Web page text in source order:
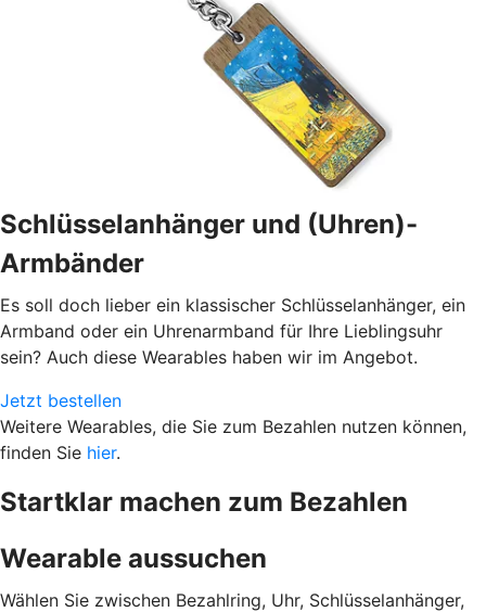
Schlüsselanhänger und (Uhren)-
Armbänder
Es soll doch lieber ein klassischer Schlüsselanhänger, ein
Armband oder ein Uhrenarmband für Ihre Lieblingsuhr
sein? Auch diese Wearables haben wir im Angebot.
Jetzt bestellen
Weitere Wearables, die Sie zum Bezahlen nutzen können,
finden Sie hier.
Startklar machen zum Bezahlen
Wearable aussuchen
Wählen Sie zwischen Bezahlring, Uhr, Schlüsselanhänger,